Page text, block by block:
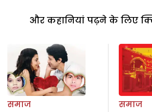
और कहानियां पढ़ने के लिए
समाज
समाज